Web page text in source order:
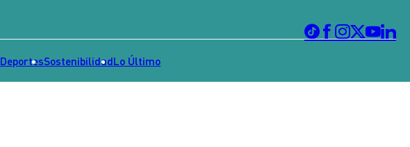
DeportesSostenibilidadLo Último